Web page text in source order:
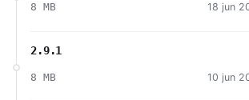
8 MB 18 jun
2.9.1
8 MB 10 jun